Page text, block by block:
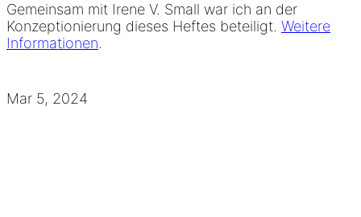
Gemeinsam mit Irene V. Small war ich an der
Konzeptionierung dieses Heftes beteiligt. Weitere
Informationen.
Mar 5, 2024